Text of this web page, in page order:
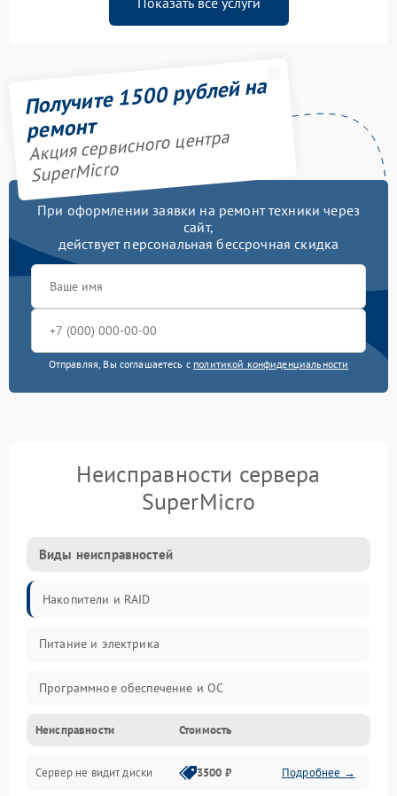
Получите 1500 рублей на
ремонт
Акция сервисного центра
SuperMicro
При оформлении заявки на ремонт техники через
сайт,
действует персональная бессрочная скидка
Отправляя, Вы соглашаетесь с политикой конфиденциальности
Неисправности сервера
SuperMicro
Виды неисправностей
Накопители и RAID
Питание и электрика
Программное обеспечение и ОС
Охлаждение и температура
Материнская плата и процессор
Неисправности Стоимость
Сервер не видит диски 3500 ₽ Подробнее →